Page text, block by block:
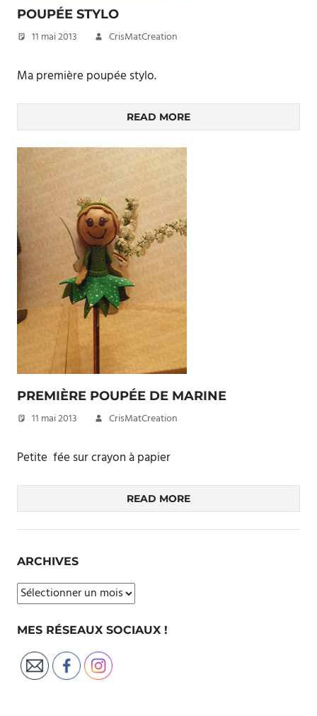
POUPÉE STYLO
11 mai 2013 CrisMatCreation
Ma première poupée stylo.
READ MORE
PREMIÈRE POUPÉE DE MARINE
11 mai 2013 CrisMatCreation
Petite fée sur crayon à papier
READ MORE
ARCHIVES
Archives
MES RÉSEAUX SOCIAUX !